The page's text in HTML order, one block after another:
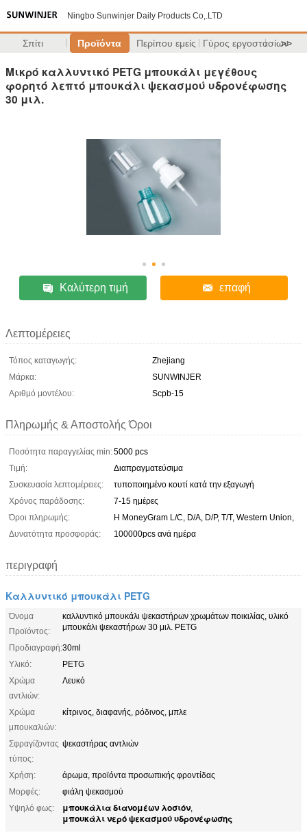
Ningbo Sunwinjer Daily Products Co,.LTD
Σπίτι Προϊόντα Περίπου εμείς Γύρος εργοστασίων
>>
Μικρό καλλυντικό PETG μπουκάλι μεγέθους
φορητό λεπτό μπουκάλι ψεκασμού υδρονέφωσης
30 μιλ.
Καλύτερη τιμή επαφή
Λεπτομέρειες
Τόπος καταγωγής:
Zhejiang
Μάρκα:
SUNWINJER
Αριθμό μοντέλου:
Scpb-15
Πληρωμής & Αποστολής Όροι
Ποσότητα παραγγελίας min:5000 pcs
Τιμή:
Διαπραγματεύσιμα
Συσκευασία λεπτομέρειες:
τυποποιημένο κουτί κατά την εξαγωγή
Χρόνος παράδοσης:
7-15 ημέρες
Όροι πληρωμής:
Η MoneyGram L/C, D/A, D/P, T/T, Western Union,
Δυνατότητα προσφοράς:
100000pcs ανά ημέρα
περιγραφή
Καλλυντικό μπουκάλι PETG
Όνομα
Προϊόντος:
καλλυντικό μπουκάλι ψεκαστήρων χρωμάτων ποικιλίας, υλικό
μπουκάλι ψεκαστήρων 30 μιλ. PETG
Προδιαγραφή:30ml
Υλικό:
PETG
Χρώμα
αντλιών:
Λευκό
Χρώμα
μπουκαλιών:
κίτρινος, διαφανής, ρόδινος, μπλε
Σφραγίζοντας
τύπος:
ψεκαστήρας αντλιών
Χρήση:
άρωμα, προϊόντα προσωπικής φροντίδας
Μορφές:
φιάλη ψεκασμού
Υψηλό φως:
μπουκάλια διανομέων λοσιόν,
μπουκάλι νερό ψεκασμού υδρονέφωσης